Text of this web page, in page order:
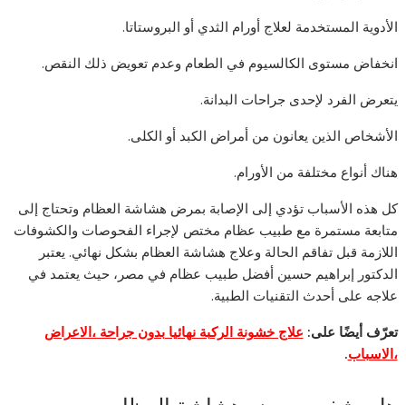
الأدوية المستخدمة لعلاج أورام الثدي أو البروستاتا.
انخفاض مستوى الكالسيوم في الطعام وعدم تعويض ذلك النقص.
يتعرض الفرد لإحدى جراحات البدانة.
الأشخاص الذين يعانون من أمراض الكبد أو الكلى.
هناك أنواع مختلفة من الأورام.
كل هذه الأسباب تؤدي إلى الإصابة بمرض هشاشة العظام وتحتاج إلى
متابعة مستمرة مع طبيب عظام مختص لإجراء الفحوصات والكشوفات
اللازمة قبل تفاقم الحالة وعلاج هشاشة العظام بشكل نهائي. يعتبر
الدكتور إبراهيم حسين أفضل طبيب عظام في مصر، حيث يعتمد في
علاجه على أحدث التقنيات الطبية.
تعرّف أيضًا على: علاج خشونة الركبة نهائيا بدون جراحة ،الاعراض
،الاسباب.